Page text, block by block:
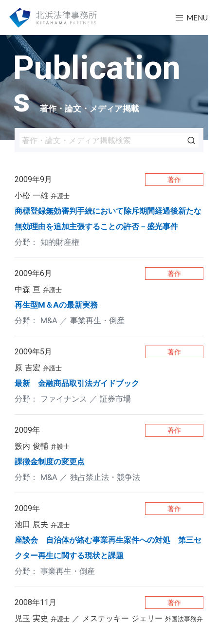
MENU
Publication
s
著作・論文・メディア掲載
2009年9月 著作
小松 一雄 弁護士
商標登録無効審判手続において除斥期間経過後新たな
無効理由を追加主張することの許否－盛光事件
知的財産権
2009年6月 著作
中森 亘 弁護士
再生型M＆Aの最新実務
M&A
事業再生・倒産
2009年5月 著作
原 吉宏 弁護士
最新 金融商品取引法ガイドブック
ファイナンス
証券市場
2009年 著作
籔内 俊輔 弁護士
課徴金制度の変更点
M&A
独占禁止法・競争法
2009年 著作
池田 辰夫 弁護士
座談会 自治体が絡む事業再生案件への対処 第三セ
クター再生に関する現状と課題
事業再生・倒産
2008年11月 著作
児玉 実史 弁護士 メステッキー ジェリー 外国法事務弁